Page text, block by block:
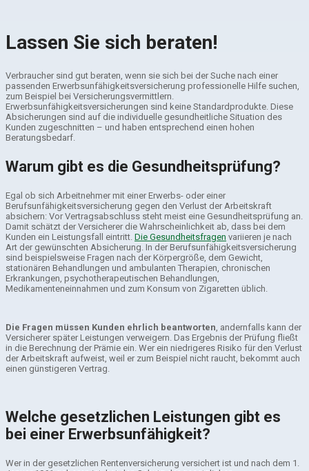
Lassen Sie sich beraten!
Verbraucher sind gut beraten, wenn sie sich bei der Suche nach einer
passenden Erwerbsunfähigkeitsversicherung professionelle Hilfe suchen,
zum Beispiel bei Versicherungsvermittlern.
Erwerbsunfähigkeitsversicherungen sind keine Standardprodukte. Diese
Absicherungen sind auf die individuelle gesundheitliche Situation des
Kunden zugeschnitten – und haben entsprechend einen hohen
Beratungsbedarf.
Warum gibt es die Gesundheitsprüfung?
Egal ob sich Arbeitnehmer mit einer Erwerbs- oder einer
Berufsunfähigkeitsversicherung gegen den Verlust der Arbeitskraft
absichern: Vor Vertragsabschluss steht meist eine Gesundheitsprüfung an.
Damit schätzt der Versicherer die Wahrscheinlichkeit ab, dass bei dem
Kunden ein Leistungsfall eintritt. Die Gesundheitsfragen variieren je nach
Art der gewünschten Absicherung. In der Berufsunfähigkeitsversicherung
sind beispielsweise Fragen nach der Körpergröße, dem Gewicht,
stationären Behandlungen und ambulanten Therapien, chronischen
Erkrankungen, psychotherapeutischen Behandlungen,
Medikamenteneinnahmen und zum Konsum von Zigaretten üblich.
Die Fragen müssen Kunden ehrlich beantworten , andernfalls kann der
Versicherer später Leistungen verweigern. Das Ergebnis der Prüfung fließt
in die Berechnung der Prämie ein. Wer ein niedrigeres Risiko für den Verlust
der Arbeitskraft aufweist, weil er zum Beispiel nicht raucht, bekommt auch
einen günstigeren Vertrag.
Welche gesetzlichen Leistungen gibt es
bei einer Erwerbsunfähigkeit?
Wer in der gesetzlichen Rentenversicherung versichert ist und nach dem 1.